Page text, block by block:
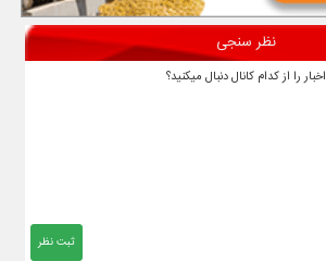
نظر سنجی
اخبار را از کدام کانال دنبال میکنید؟
ثبت نظر